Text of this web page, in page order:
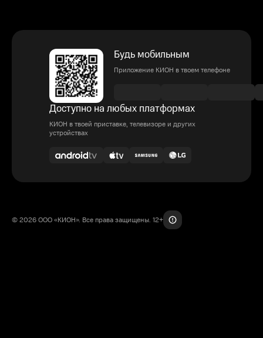
Будь мобильным
Приложение КИОН в твоем телефоне
Доступно на любых платформах
КИОН в твоей приставке, телевизоре и других
устройствах
© 2026 ООО «КИОН». Все права защищены. 12+